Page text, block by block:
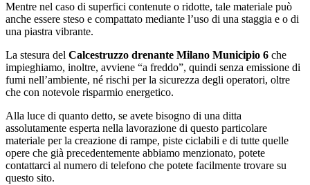
Mentre nel caso di superfici contenute o ridotte, tale materiale può
anche essere steso e compattato mediante l’uso di una staggia e o di
una piastra vibrante.
La stesura del Calcestruzzo drenante Milano Municipio 6 che
impieghiamo, inoltre, avviene “a freddo”, quindi senza emissione di
fumi nell’ambiente, né rischi per la sicurezza degli operatori, oltre
che con notevole risparmio energetico.
Alla luce di quanto detto, se avete bisogno di una ditta
assolutamente esperta nella lavorazione di questo particolare
materiale per la creazione di rampe, piste ciclabili e di tutte quelle
opere che già precedentemente abbiamo menzionato, potete
contattarci al numero di telefono che potete facilmente trovare su
questo sito.